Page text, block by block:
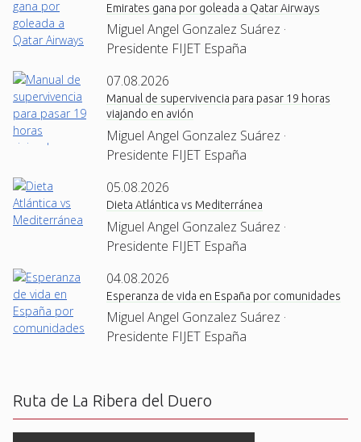
Emirates gana por goleada a Qatar Airways
Miguel Angel Gonzalez Suárez ·
Presidente FIJET España
07.08.2026
Manual de supervivencia para pasar 19 horas
viajando en avión
Miguel Angel Gonzalez Suárez ·
Presidente FIJET España
05.08.2026
Dieta Atlántica vs Mediterránea
Miguel Angel Gonzalez Suárez ·
Presidente FIJET España
04.08.2026
Esperanza de vida en España por comunidades
Miguel Angel Gonzalez Suárez ·
Presidente FIJET España
Ruta de La Ribera del Duero